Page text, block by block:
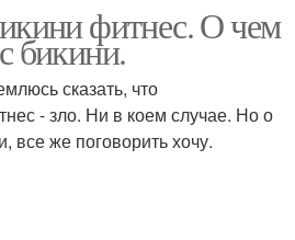
фитнес. О чем
бикини.
сказать, что
- зло. Ни в коем случае. Но о
все же поговорить хочу.